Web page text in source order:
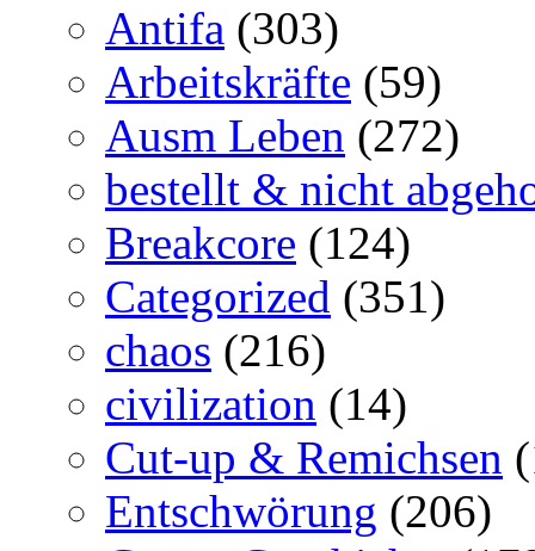
Antifa (303)
Arbeitskräfte (59)
Ausm Leben (272)
bestellt & nicht
Breakcore (124)
Categorized (351)
chaos (216)
civilization (14)
Cut-up & Remichsen
Entschwörung (206)